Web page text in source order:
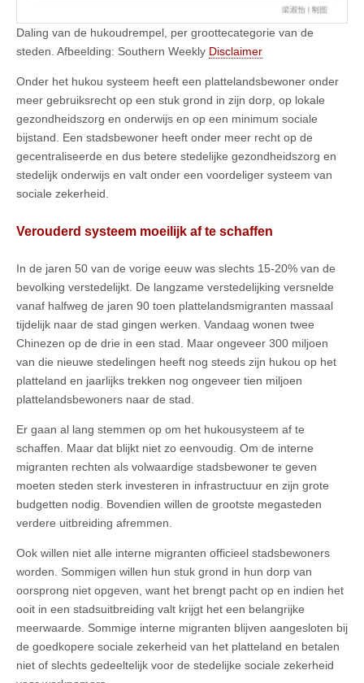
Daling van de hukoudrempel, per groottecategorie van de
steden. Afbeelding: Southern Weekly Disclaimer
Onder het hukou systeem heeft een plattelandsbewoner onder
meer gebruiksrecht op een stuk grond in zijn dorp, op lokale
gezondheidszorg en onderwijs en op een minimum sociale
bijstand. Een stadsbewoner heeft onder meer recht op de
gecentraliseerde en dus betere stedelijke gezondheidszorg en
stedelijk onderwijs en valt onder een voordeliger systeem van
sociale zekerheid.
Verouderd systeem moeilijk af te schaffen
In de jaren 50 van de vorige eeuw was slechts 15-20% van de
bevolking verstedelijkt. De langzame verstedelijking versnelde
vanaf halfweg de jaren 90 toen plattelandsmigranten massaal
tijdelijk naar de stad gingen werken. Vandaag wonen twee
Chinezen op de drie in een stad. Maar ongeveer 300 miljoen
van die nieuwe stedelingen heeft nog steeds zijn hukou op het
platteland en jaarlijks trekken nog ongeveer tien miljoen
plattelandsbewoners naar de stad.
Er gaan al lang stemmen op om het hukousysteem af te
schaffen. Maar dat blijkt niet zo eenvoudig. Om de interne
migranten rechten als volwaardige stadsbewoner te geven
moeten steden sterk investeren in infrastructuur en zijn grote
budgetten nodig. Bovendien willen de grootste megasteden
verdere uitbreiding afremmen.
Ook willen niet alle interne migranten officieel stadsbewoners
worden. Sommigen willen hun stuk grond in hun dorp van
oorsprong niet opgeven, want het brengt pacht op en indien het
ooit in een stadsuitbreiding valt krijgt het een belangrijke
meerwaarde. Sommige interne migranten blijven aangesloten bij
de goedkopere sociale zekerheid van het platteland en betalen
niet of slechts gedeeltelijk voor de stedelijke sociale zekerheid